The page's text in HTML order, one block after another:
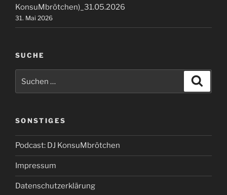
KonsuMbrötchen)_31.05.2026
31. Mai 2026
SUCHE
nach:
SONSTIGES
Podcast: DJ KonsuMbrötchen
Impressum
Datenschutzerklärung